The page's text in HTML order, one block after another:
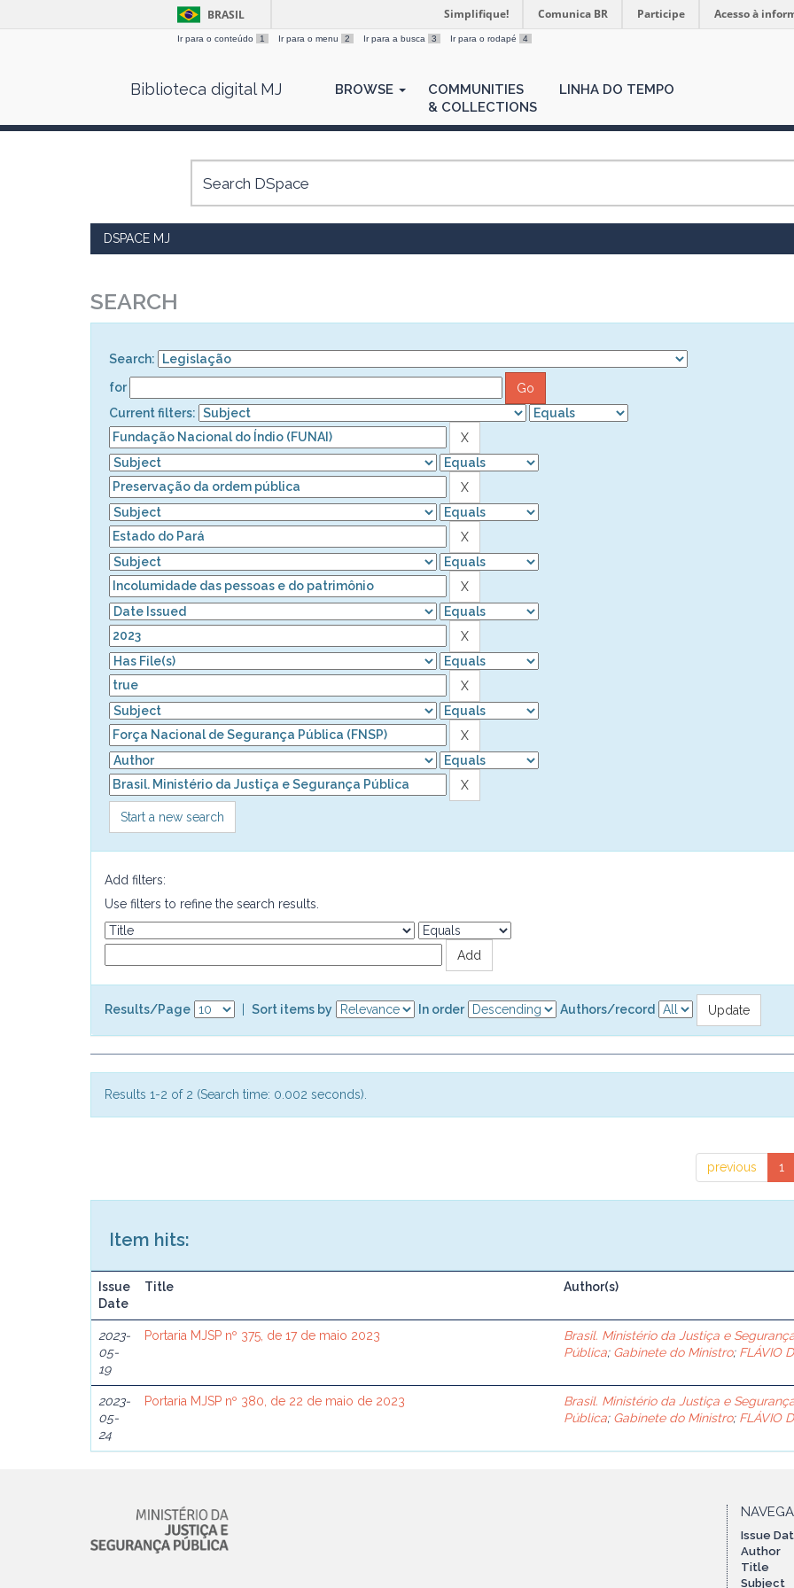
BRASIL Simplifique! Comunica BR Participe Acesso à
Ir para o conteúdo 1 Ir para o menu 2 Ir para a busca 3 Ir para o rodapé 4
Biblioteca digital MJ BROWSE
COMMUNITIES
& COLLECTIONS
LINHA DO TEMPO
DSPACE MJ
SEARCH
Search:
for
Current filters:
Start a new search
Add filters:
Use filters to refine the search results.
Results/Page Sort items by In order Authors/record
Results 1-2 of 2 (Search time: 0.002 seconds).
previous 1
Item hits:
Issue
Date
Title Author(s)
2023-
05-
19
Portaria MJSP nº 375, de 17 de maio 2023
Brasil. Ministério da Justiça e
Pública; Gabinete do Ministro; FLÁVIO
2023-
05-
24
Portaria MJSP nº 380, de 22 de maio de 2023
Brasil. Ministério da Justiça e
Pública; Gabinete do Ministro; FLÁVIO
Issue
Author
Title
Subject